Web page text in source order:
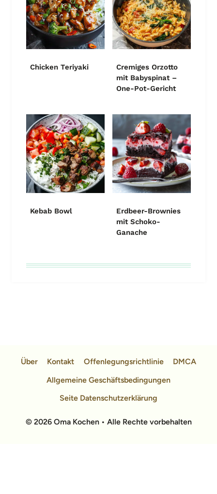
Chicken Teriyaki
Cremiges Orzotto
mit Babyspinat –
One-Pot-Gericht
Kebab Bowl
Erdbeer-Brownies
mit Schoko-
Ganache
Über Kontakt Offenlegungsrichtlinie
DMCA
Allgemeine Geschäftsbedingungen
Seite Datenschutzerklärung
© 2026 Oma Kochen • Alle Rechte vorbehalten